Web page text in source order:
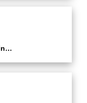
Kasi Pelayanan Umum Mendampingi Kabid Akta Dukcapil Penyerahan Akta Satu Hari Jadi Di Ruang Assalam Kecamatan Batuceper Kota Tangerang.